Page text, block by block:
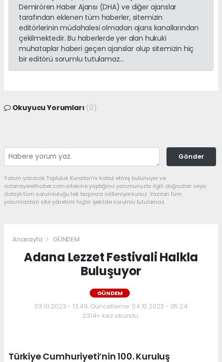
Demirören Haber Ajansı (DHA) ve diğer ajanslar
tarafından eklenen tüm haberler, sitemizin
editörlerinin müdahalesi olmadan ajans kanallarından
çekilmektedir. Bu haberlerde yer alan hukuki
muhataplar haberi geçen ajanslar olup sitemizin hiç
bir editörü sorumlu tutulamaz...
Okuyucu Yorumları (0)
Gönder
Yorum yazarak Topluluk Kuralları’nı kabul etmiş bulunuyor ve
adanayerelhaber.com sitesine yaptığınız yorumunuzla ilgili doğrudan veya
dolaylı tüm sorumluluğu tek başınıza üstleniyorsunuz. Yazılan tüm
yorumlardan site yönetimi hiçbir şekilde sorumlu tutulamaz.
Anasayfa GÜNDEM
Adana Lezzet Festivali Halkla
Buluşuyor
GÜNDEM
03.10.2023 - 13:49, Güncelleme: 04.10.2023 - 06:24
2314+ kez okundu.
Türkiye Cumhuriyeti’nin 100. Kuruluş